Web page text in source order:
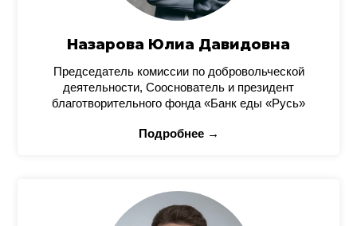
Назарова Юлиа Давидовна
Председатель комиссии по добровольческой
деятельности, Сооснователь и президент
благотворительного фонда «Банк еды «Русь»
Подробнее →